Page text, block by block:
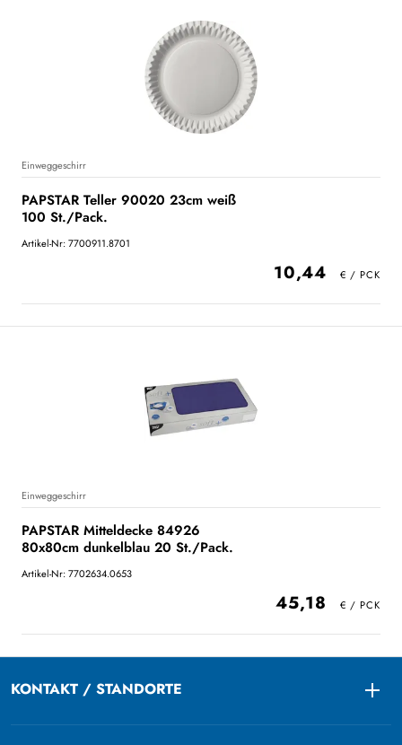
Einweggeschirr
PAPSTAR Teller 90020 23cm weiß
100 St./Pack.
Artikel-Nr: 7700911.8701
10,44
Einweggeschirr
PAPSTAR Mitteldecke 84926
80x80cm dunkelblau 20 St./Pack.
Artikel-Nr: 7702634.0653
45,18
KONTAKT / STANDORTE